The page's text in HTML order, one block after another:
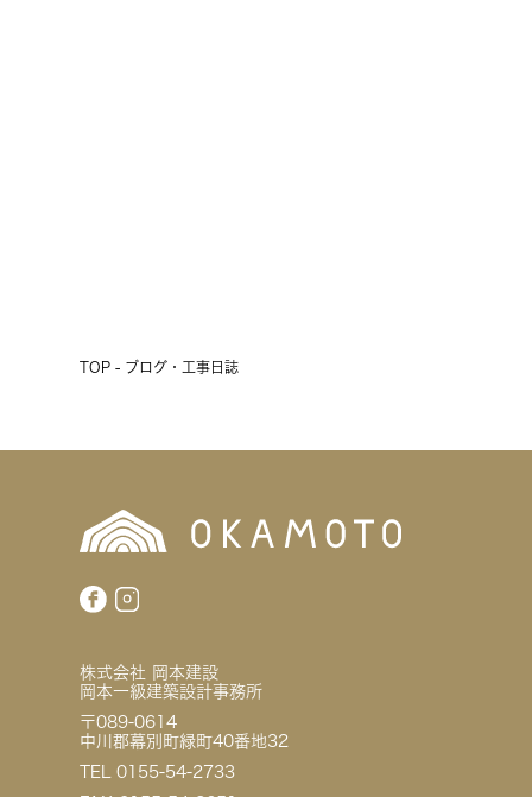
TOP - ブログ・工事日誌
株式会社 岡本建設
岡本一級建築設計事務所
〒089-0614
中川郡幕別町緑町40番地32
TEL 0155-54-2733